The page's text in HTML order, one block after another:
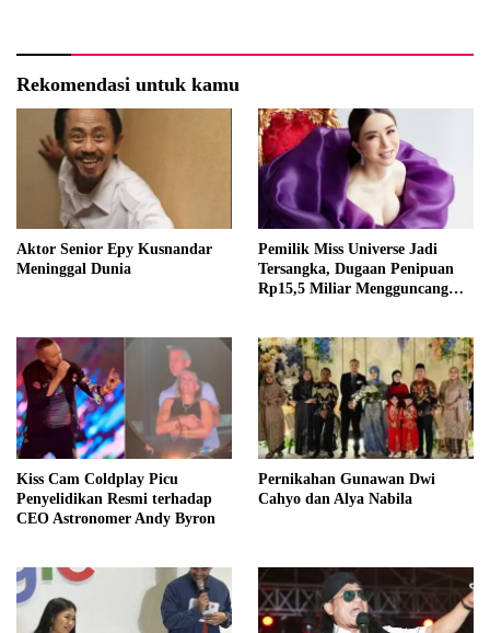
Rekomendasi untuk kamu
Aktor Senior Epy Kusnandar
Meninggal Dunia
Pemilik Miss Universe Jadi
Tersangka, Dugaan Penipuan
Rp15,5 Miliar Mengguncang
Kiss Cam Coldplay Picu
Penyelidikan Resmi terhadap
CEO Astronomer Andy Byron
Pernikahan Gunawan Dwi
Cahyo dan Alya Nabila